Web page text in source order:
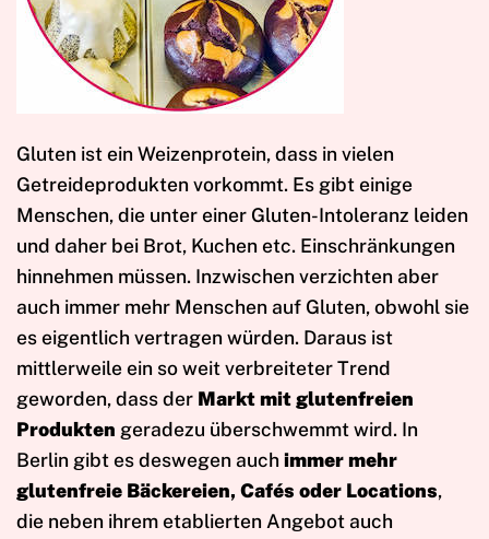
Gluten ist ein Weizenprotein, dass in vielen
Getreideprodukten vorkommt. Es gibt einige
Menschen, die unter einer Gluten-Intoleranz leiden
und daher bei Brot, Kuchen etc. Einschränkungen
hinnehmen müssen. Inzwischen verzichten aber
auch immer mehr Menschen auf Gluten, obwohl sie
es eigentlich vertragen würden. Daraus ist
mittlerweile ein so weit verbreiteter Trend
geworden, dass der Markt mit glutenfreien
Produkten geradezu überschwemmt wird. In
Berlin gibt es deswegen auch immer mehr
glutenfreie Bäckereien, Cafés oder Locations,
die neben ihrem etablierten Angebot auch